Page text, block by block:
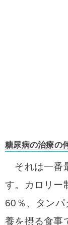
糖尿病の治療の
それは一番
す。
カロリー
60％、タン
養を摂る食事